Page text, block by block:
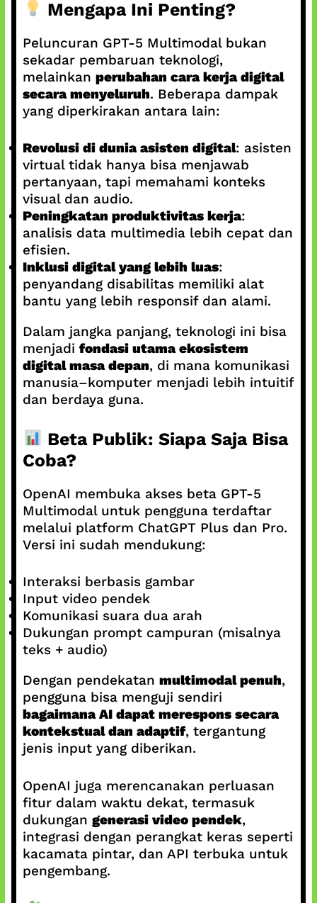
Mengapa Ini Penting?
Peluncuran GPT‑5 Multimodal bukan
sekadar pembaruan teknologi,
melainkan perubahan cara kerja digital
secara menyeluruh. Beberapa dampak
yang diperkirakan antara lain:
Revolusi di dunia asisten digital: asisten
virtual tidak hanya bisa menjawab
pertanyaan, tapi memahami konteks
visual dan audio.
Peningkatan produktivitas kerja:
analisis data multimedia lebih cepat dan
efisien.
Inklusi digital yang lebih luas:
penyandang disabilitas memiliki alat
bantu yang lebih responsif dan alami.
Dalam jangka panjang, teknologi ini bisa
menjadi fondasi utama ekosistem
digital masa depan, di mana komunikasi
manusia–komputer menjadi lebih intuitif
dan berdaya guna.
Beta Publik: Siapa Saja Bisa
Coba?
OpenAI membuka akses beta GPT‑5
Multimodal untuk pengguna terdaftar
melalui platform ChatGPT Plus dan Pro.
Versi ini sudah mendukung:
Interaksi berbasis gambar
Input video pendek
Komunikasi suara dua arah
Dukungan prompt campuran (misalnya
teks + audio)
Dengan pendekatan multimodal penuh,
pengguna bisa menguji sendiri
bagaimana AI dapat merespons secara
kontekstual dan adaptif, tergantung
jenis input yang diberikan.
OpenAI juga merencanakan perluasan
fitur dalam waktu dekat, termasuk
dukungan generasi video pendek,
integrasi dengan perangkat keras seperti
kacamata pintar, dan API terbuka untuk
pengembang.